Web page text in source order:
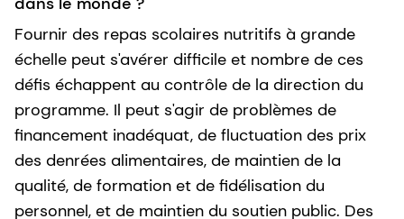
Fournir des repas scolaires nutritifs à grande
échelle peut s'avérer difficile et nombre de ces
défis échappent au contrôle de la direction du
programme. Il peut s'agir de problèmes de
financement inadéquat, de fluctuation des prix
des denrées alimentaires, de maintien de la
qualité, de formation et de fidélisation du
personnel, et de maintien du soutien public. Des